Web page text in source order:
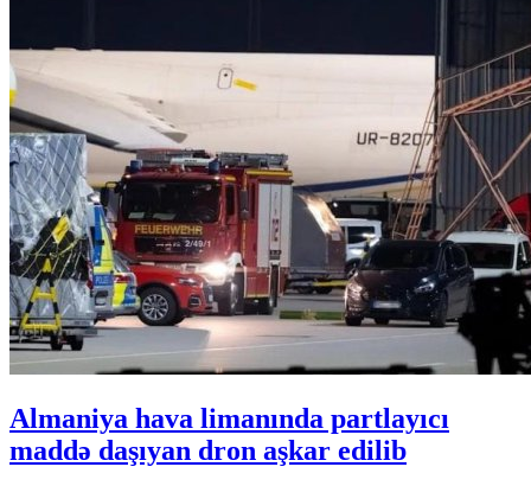
Almaniya hava limanında partlayıcı
maddə daşıyan dron aşkar edilib